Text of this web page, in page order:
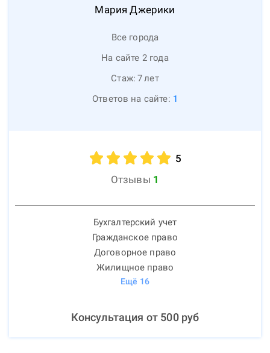
Мария Джерики
Все города
На сайте 2 года
Стаж: 7лет
Ответов на сайте: 1
5
Отзывы 1
Бухгалтерский учет
Гражданское право
Договорное право
Жилищное право
Ещё 16
Консультация от 500руб